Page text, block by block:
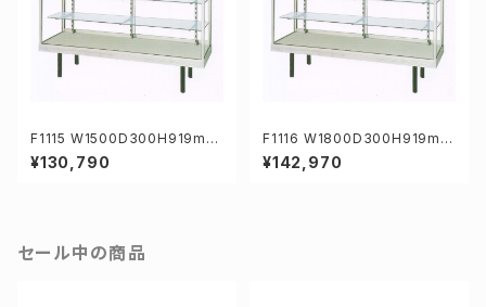
F1115 W1500D300H919mm
業務用ガラスケース ショーケー
ス
¥130,790
F1116 W1800D300H919mm
業務用ガラスケース ショーケー
ス
¥142,970
セール中の商品